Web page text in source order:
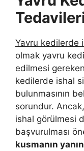
Yavru kedilerde
olmak yavru
edilmesi
kedilerde ishal
bulunmasının
sorundur.
ishal görülmesi
başvurulması
kusmanın